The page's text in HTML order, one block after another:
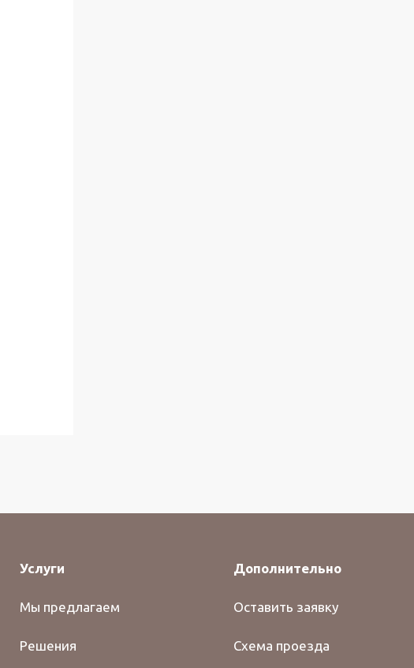
Услуги
Мы предлагаем
Решения
Дополнительно
Оставить заявку
Схема проезда